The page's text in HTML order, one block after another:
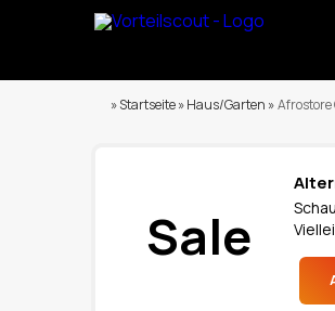
» Startseite » Haus/Garten »
Sale